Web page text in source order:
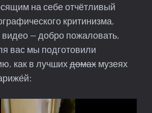
на себе отчётливый
критинизма,
— добро пожаловать,
вас мы подготовили
как в лучшихдомах музеях